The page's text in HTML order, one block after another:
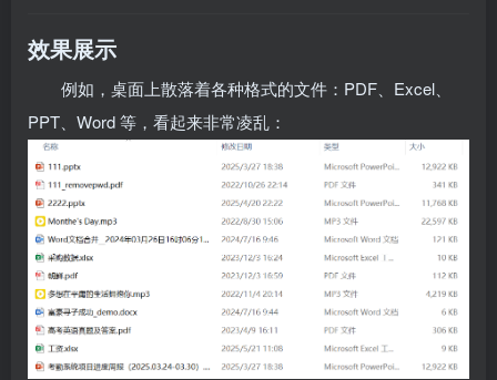
效果展示
例如，桌面上散落着各种格式的文件：PDF、Excel、
PPT、Word 等，看起来非常凌乱：